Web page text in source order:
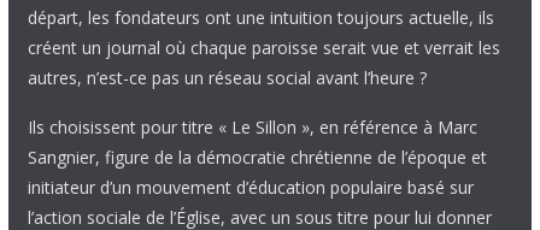
départ, les fondateurs ont une intuition toujours actuelle, ils
créent un journal où chaque paroisse serait vue et verrait les
autres, n’est-ce pas un réseau social avant l’heure ?
Ils choisissent pour titre « Le Sillon », en référence à Marc
Sangnier, figure de la démocratie chrétienne de l’époque et
initiateur d’un mouvement d’éducation populaire basé sur
l’action sociale de l’Église, avec un sous titre pour lui donner